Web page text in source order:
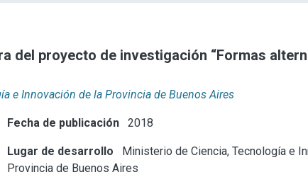
del proyecto de investigación “Formas
e Innovación de la Provincia de Buenos Aires
Fecha de publicación 2018
Lugar de desarrollo
Ministerio de Ciencia, Tecnología e
Provincia de Buenos Aires